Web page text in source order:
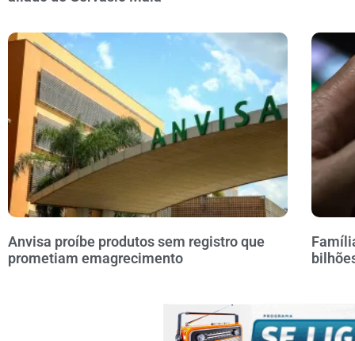
Anvisa proíbe produtos sem registro que
prometiam emagrecimento